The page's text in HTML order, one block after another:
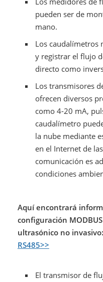
pueden ser de
mano.
Los
y registrar el flujo
directo como
Los transmisores
ofrecen diversos
como 4-20 mA,
caudalímetro
la nube mediante
en el Internet de
comunicación es
condiciones
Aquí encontrará
configuración
ultrasónico no invasivo:
RS485>>
El transmisor de